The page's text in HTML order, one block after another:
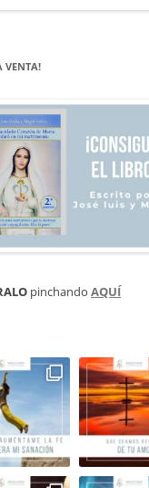
VENTA!
pinchando AQUÍ